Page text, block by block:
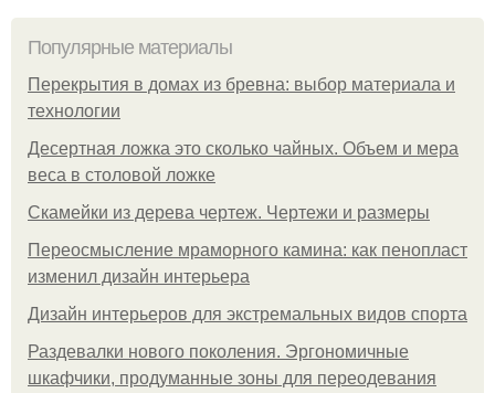
Популярные материалы
Перекрытия в домах из бревна: выбор материала и
технологии
Десертная ложка это сколько чайных. Объем и мера
веса в столовой ложке
Скамейки из дерева чертеж. Чертежи и размеры
Переосмысление мраморного камина: как пенопласт
изменил дизайн интерьера
Дизайн интерьеров для экстремальных видов спорта
Раздевалки нового поколения. Эргономичные
шкафчики, продуманные зоны для переодевания